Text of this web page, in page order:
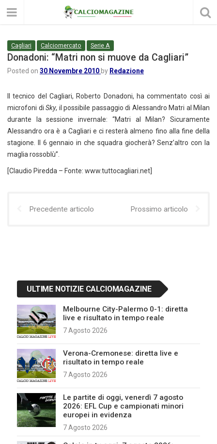
Cagliari Calciomercato Serie A
Donadoni: “Matri non si muove da Cagliari”
Posted on 30 Novembre 2010 by Redazione
Il tecnico del Cagliari, Roberto Donadoni, ha commentato così ai
microfoni di Sky, il possibile passaggio di Alessandro Matri al Milan
durante la sessione invernale: “Matri al Milan? Sicuramente
Alessandro ora è a Cagliari e ci resterà almeno fino alla fine della
stagione. Il 6 gennaio in che squadra giocherà? Senz’altro con la
maglia rossoblù”.
[Claudio Piredda – Fonte: www.tuttocagliari.net]
Precedente articolo Prossimo articolo
ULTIME NOTIZIE CALCIOMAGAZINE
Melbourne City-Palermo 0-1: diretta
live e risultato in tempo reale
7 Agosto 2026
Verona-Cremonese: diretta live e
risultato in tempo reale
7 Agosto 2026
Le partite di oggi, venerdì 7 agosto
2026: EFL Cup e campionati minori
europei in evidenza
7 Agosto 2026